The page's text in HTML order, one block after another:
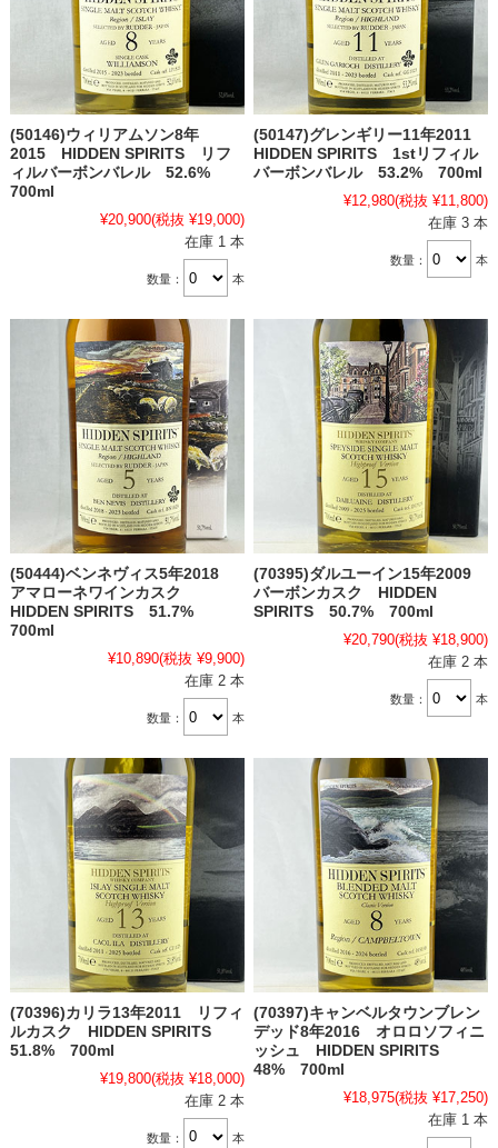
(50146)ウィリアムソン8年
2015 HIDDEN SPIRITS リフ
ィルバーボンバレル 52.6%
700ml
¥20,900(税抜 ¥19,000)
在庫 1 本
数量： 本
(50147)グレンギリー11年2011
HIDDEN SPIRITS 1stリフィル
バーボンバレル 53.2% 700ml
¥12,980(税抜 ¥11,800)
在庫 3 本
数量： 本
(50444)ベンネヴィス5年2018
アマローネワインカスク
HIDDEN SPIRITS 51.7%
700ml
¥10,890(税抜 ¥9,900)
在庫 2 本
数量： 本
(70395)ダルユーイン15年2009
バーボンカスク HIDDEN
SPIRITS 50.7% 700ml
¥20,790(税抜 ¥18,900)
在庫 2 本
数量： 本
(70396)カリラ13年2011 リフィ
ルカスク HIDDEN SPIRITS
51.8% 700ml
¥19,800(税抜 ¥18,000)
在庫 2 本
数量： 本
(70397)キャンベルタウンブレン
デッド8年2016 オロロソフィニ
ッシュ HIDDEN SPIRITS
48% 700ml
¥18,975(税抜 ¥17,250)
在庫 1 本